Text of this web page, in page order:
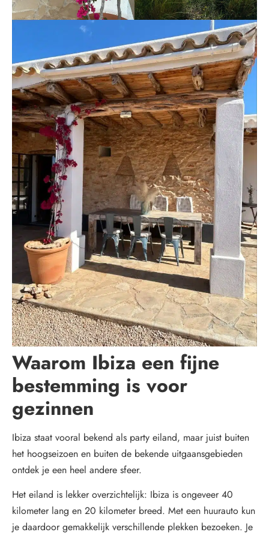
Waarom Ibiza een fijne
bestemming is voor
gezinnen
Ibiza staat vooral bekend als party eiland, maar juist buiten
het hoogseizoen en buiten de bekende uitgaansgebieden
ontdek je een heel andere sfeer.
Het eiland is lekker overzichtelijk: Ibiza is ongeveer 40
kilometer lang en 20 kilometer breed. Met een huurauto kun
je daardoor gemakkelijk verschillende plekken bezoeken. Je